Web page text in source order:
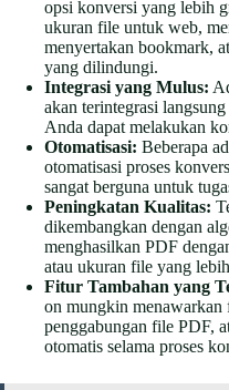
opsi konversi yang lebih
ukuran file untuk web,
menyertakan bookmark,
yang dilindungi.
Integrasi yang Mulus:
akan terintegrasi
Anda dapat melakukan
Otomatisasi: Beberapa
otomatisasi proses
sangat berguna untuk
Peningkatan Kualitas:
dikembangkan dengan
menghasilkan PDF
atau ukuran file yang
Fitur Tambahan yang
on mungkin menawarkan
penggabungan file PDF,
otomatis selama proses